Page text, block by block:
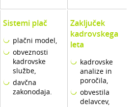
Sistemi plač
plačni model,
obveznosti
kadrovske
službe,
davčna
zakonodaja.
Zaključek
kadrovskega
leta
kadrovske
analize in
poročila,
obvestila
delavcev,